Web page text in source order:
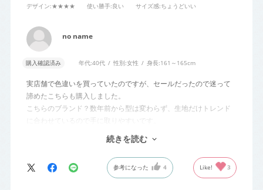
デザイン:★★★★ 使い勝手:良い サイズ感:ちょうどいい
no name
購入確認済み 年代:40代 性別:女性 身長:161～165cm
実店舗で色違いを買っていたのですが、セールだったので迷って
諦めたこちらも購入しました。
こちらのブランド？数年前から型は変わらず、生地だけトレンド
に合わせているので手に取りやすいです。
脇が見えてしまうので一枚では着られないけれど、透け防止程度
の裏地もついているし、着心地が良いです。
続きを読む
参考になった 4 Like! 3